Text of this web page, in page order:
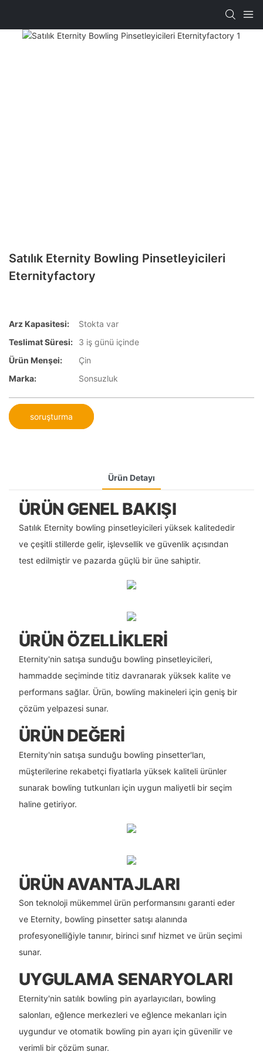
Satılık Eternity Bowling Pinsetleyicileri
Eternityfactory
Arz Kapasitesi:
Stokta var
Teslimat Süresi:
3 iş günü içinde
Ürün Menşei:
Çin
Marka:
Sonsuzluk
soruşturma
Ürün Detayı
ÜRÜN GENEL BAKIŞI
Satılık Eternity bowling pinsetleyicileri yüksek kalitededir
ve çeşitli stillerde gelir, işlevsellik ve güvenlik açısından
test edilmiştir ve pazarda güçlü bir üne sahiptir.
ÜRÜN ÖZELLIKLERI
Eternity'nin satışa sunduğu bowling pinsetleyicileri,
hammadde seçiminde titiz davranarak yüksek kalite ve
performans sağlar. Ürün, bowling makineleri için geniş bir
çözüm yelpazesi sunar.
ÜRÜN DEĞERI
Eternity'nin satışa sunduğu bowling pinsetter'ları,
müşterilerine rekabetçi fiyatlarla yüksek kaliteli ürünler
sunarak bowling tutkunları için uygun maliyetli bir seçim
haline getiriyor.
ÜRÜN AVANTAJLARI
Son teknoloji mükemmel ürün performansını garanti eder
ve Eternity, bowling pinsetter satışı alanında
profesyonelliğiyle tanınır, birinci sınıf hizmet ve ürün seçimi
sunar.
UYGULAMA SENARYOLARI
Eternity'nin satılık bowling pin ayarlayıcıları, bowling
salonları, eğlence merkezleri ve eğlence mekanları için
uygundur ve otomatik bowling pin ayarı için güvenilir ve
verimli bir çözüm sunar.